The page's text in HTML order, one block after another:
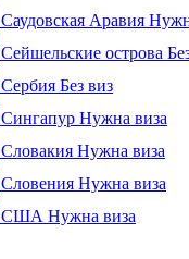
Саудовская Аравия
Сейшельские острова
Сербия Без виз
Сингапур Нужна виза
Словакия Нужна виза
Словения Нужна виза
США Нужна виза